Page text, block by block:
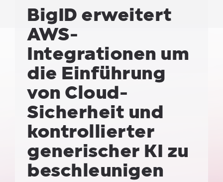
BigID erweitert
AWS-
Integrationen um
die Einführung
von Cloud-
Sicherheit und
kontrollierter
generischer KI zu
beschleunigen